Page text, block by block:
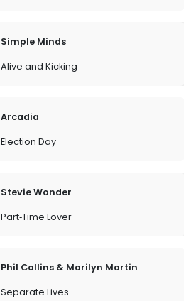
Simple Minds
Alive and Kicking
Arcadia
Election Day
Stevie Wonder
Part‐Time Lover
Phil Collins & Marilyn Martin
Separate Lives